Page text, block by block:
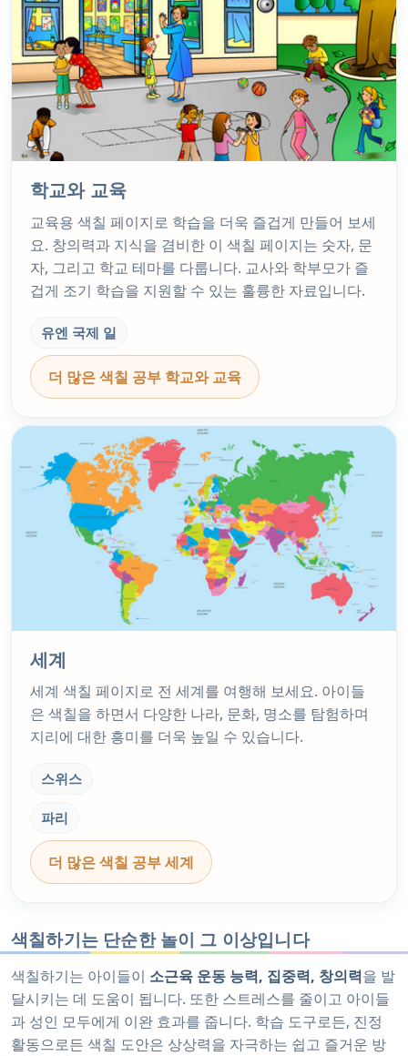
학교와 교육
교육용 색칠 페이지로 학습을 더욱 즐겁게 만들어 보세
요. 창의력과 지식을 겸비한 이 색칠 페이지는 숫자, 문
자, 그리고 학교 테마를 다룹니다. 교사와 학부모가 즐
겁게 조기 학습을 지원할 수 있는 훌륭한 자료입니다.
유엔 국제 일
더 많은 색칠 공부 학교와 교육
세계
세계 색칠 페이지로 전 세계를 여행해 보세요. 아이들
은 색칠을 하면서 다양한 나라, 문화, 명소를 탐험하며
지리에 대한 흥미를 더욱 높일 수 있습니다.
스위스
파리
더 많은 색칠 공부 세계
색칠하기는 단순한 놀이 그 이상입니다
색칠하기는 아이들이 소근육 운동 능력, 집중력, 창의력을 발
달시키는 데 도움이 됩니다. 또한 스트레스를 줄이고 아이들
과 성인 모두에게 이완 효과를 줍니다. 학습 도구로든, 진정
활동으로든 색칠 도안은 상상력을 자극하는 쉽고 즐거운 방